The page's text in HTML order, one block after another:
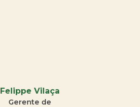
Felippe Vilaça
Gerente de